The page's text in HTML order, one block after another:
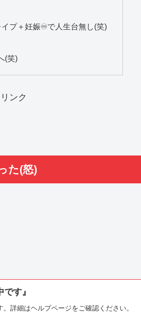
プ＋妊娠♾️で人生台無し(笑)
(笑)
ンク
た(怒)
す』
詳細はヘルプページをご確認ください。